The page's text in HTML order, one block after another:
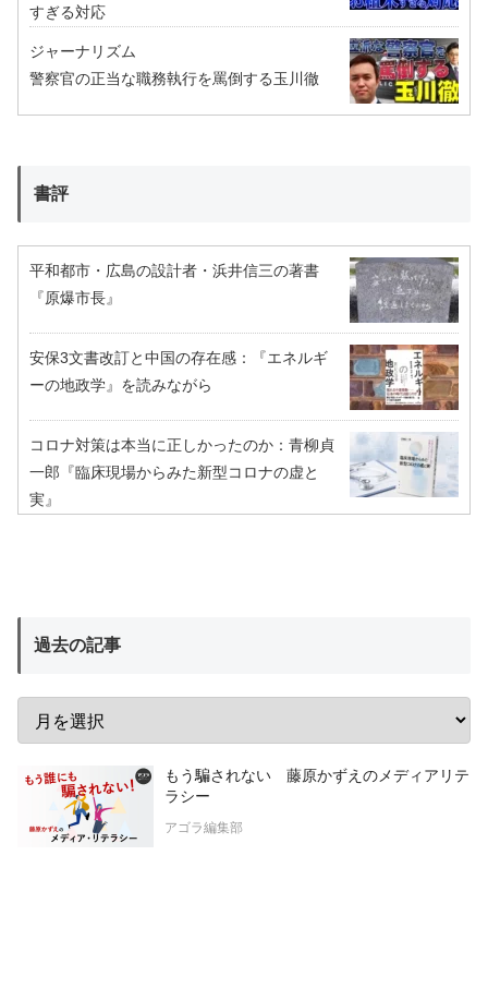
すぎる対応
ジャーナリズム
警察官の正当な職務執行を罵倒する玉川徹
書評
平和都市・広島の設計者・浜井信三の著書
『原爆市長』
安保3文書改訂と中国の存在感：『エネルギ
ーの地政学』を読みながら
コロナ対策は本当に正しかったのか：青柳貞
一郎『臨床現場からみた新型コロナの虚と
実』
過去の記事
もう騙されない 藤原かずえのメディアリテ
ラシー
アゴラ編集部